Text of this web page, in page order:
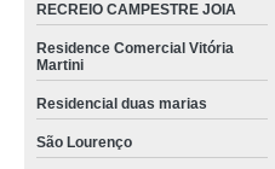
RECREIO CAMPESTRE JOIA
Residence Comercial Vitória
Martini
Residencial duas marias
São Lourenço